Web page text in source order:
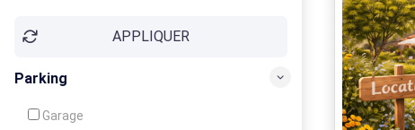
Jeux d'enfantsAPPLIQUER
Parking
Garage